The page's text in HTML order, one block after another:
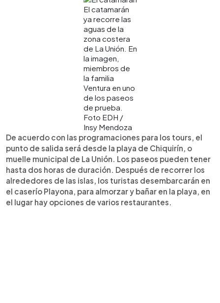
El catamarán
ya recorre las
aguas de la
zona costera
de La Unión. En
la imagen,
miembros de
la familia
Ventura en uno
de los paseos
de prueba.
Foto EDH /
Insy Mendoza
De acuerdo con las programaciones para los tours, el
punto de salida será desde la playa de Chiquirín, o
muelle municipal de La Unión. Los paseos pueden tener
hasta dos horas de duración. Después de recorrer los
alrededores de las islas, los turistas desembarcarán en
el caserío Playona, para almorzar y bañar en la playa, en
el lugar hay opciones de varios restaurantes.